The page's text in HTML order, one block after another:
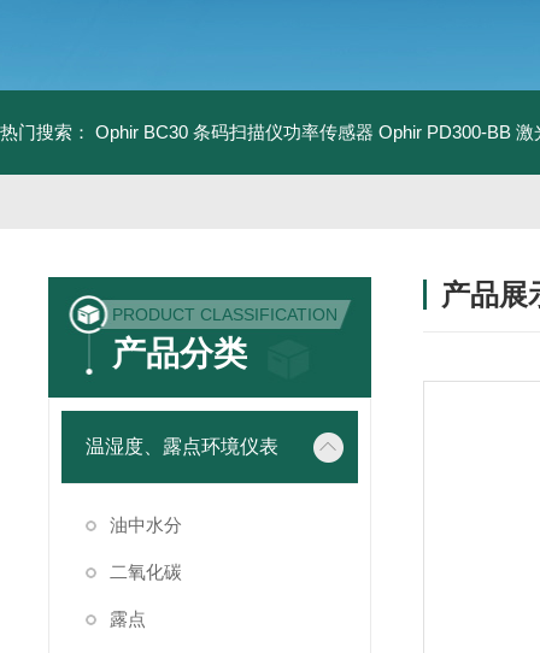
热门搜索： Ophir BC30 条码扫描仪功率传感器 Ophir PD300-BB
PRODUCT CLASSIFICATION
产品分类
温湿度、露点环境仪表
油中水分
二氧化碳
露点
产品展